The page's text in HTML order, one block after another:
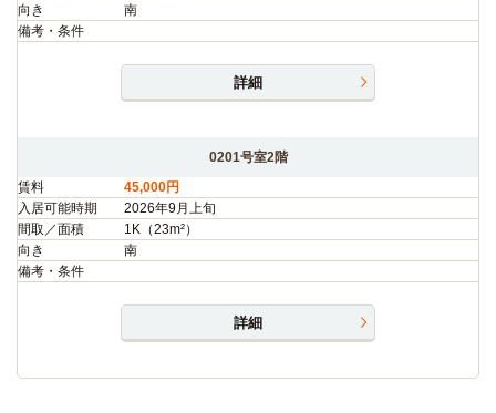
向き
南
備考・条件
詳細
0201号室2階
賃料
45,000円
入居可能時期
2026年9月上旬
間取／面積
1K（23m²）
向き
南
備考・条件
詳細